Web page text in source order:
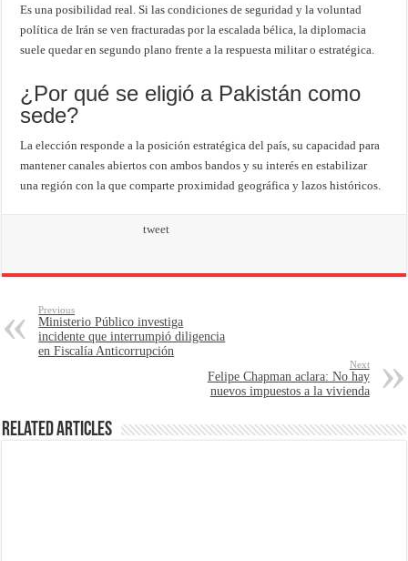
Es una posibilidad real. Si las condiciones de seguridad y la voluntad
política de Irán se ven fracturadas por la escalada bélica, la diplomacia
suele quedar en segundo plano frente a la respuesta militar o estratégica.
¿Por qué se eligió a Pakistán como
sede?
La elección responde a la posición estratégica del país, su capacidad para
mantener canales abiertos con ambos bandos y su interés en estabilizar
una región con la que comparte proximidad geográfica y lazos históricos.
tweet
Previous
Ministerio Público investiga
incidente que interrumpió diligencia
en Fiscalía Anticorrupción
Next
Felipe Chapman aclara: No hay
nuevos impuestos a la vivienda
Related Articles